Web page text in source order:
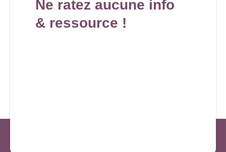
Ne ratez aucune info
& ressource !